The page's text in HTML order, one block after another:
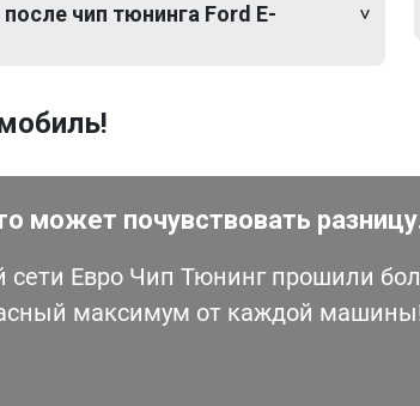
чип тюнинга Ford E-
может почувствовать
Евро Чип Тюнинг прошили
максимум от каждой